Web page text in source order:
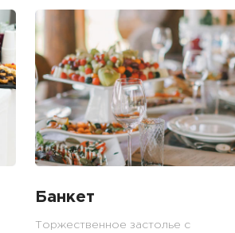
Банкет
Торжественное застолье с